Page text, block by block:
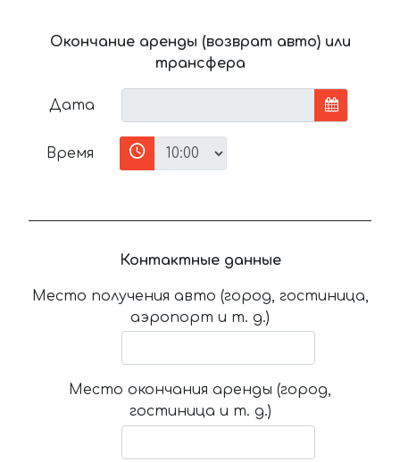
Окончание аренды (возврат авто) или
трансфера
Дата
Время
Контактные данные
Место получения авто (город, гостиница,
аэропорт и т. д.)
Место окончания аренды (город,
гостиница и т. д.)